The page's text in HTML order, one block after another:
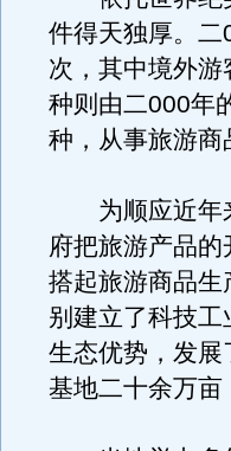
件得天独厚。
次，其中境外
种则由二000年
种，从事旅游
为顺应近年来
府把旅游产品
搭起旅游商品
别建立了科技
生态优势，发
基地二十余万亩